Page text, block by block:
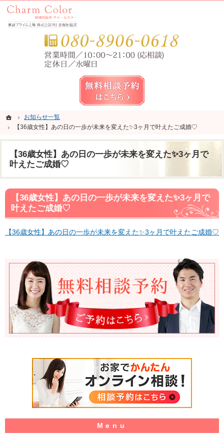
ホーム
お知らせ一覧
【36歳女性】あの日の一歩が未来を変えた✨3ヶ月で叶えたご成婚♡
【36歳女性】あの日の一歩が未来を変えた✨3ヶ月で
叶えたご成婚♡
錦糸町・亀戸・平井の結婚相談所なら当相談所へ。
錦糸町・亀戸・平井の結婚相談所なら短期成婚を目指すCharm Color (チャームカラー)
【36歳女性】あの日の一歩が未来を変えた✨3ヶ月で
叶えたご成婚♡
【36歳女性】あの日の一歩が未来を変えた✨3ヶ月で叶えたご成婚♡
ホーム
お知らせ一覧
【36歳女性】あの日の一歩が未来を変えた✨3ヶ月で叶えたご成婚♡